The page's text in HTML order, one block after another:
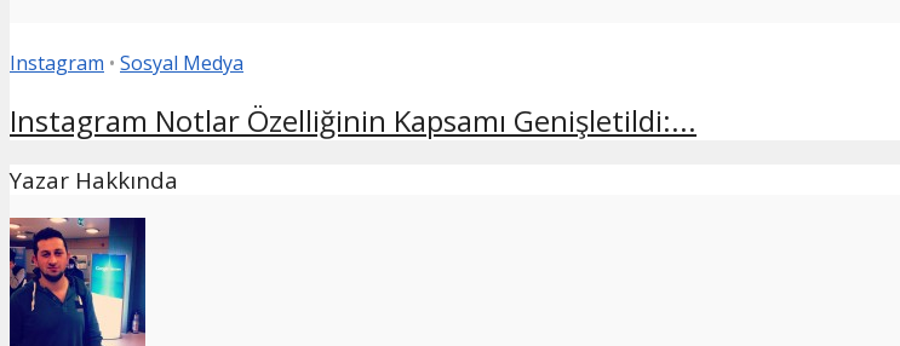
Instagram • Sosyal Medya
Instagram Notlar Özelliğinin Kapsamı Genişletildi:...
Yazar Hakkında